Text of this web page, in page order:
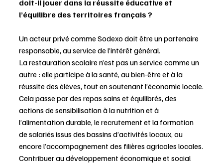
doit-il jouer dans la réussite éducative et
l’équilibre des territoires français ?
Un acteur privé comme Sodexo doit être un partenaire
responsable, au service de l’intérêt général.
La restauration scolaire n’est pas un service comme un
autre : elle participe à la santé, au bien-être et à la
réussite des élèves, tout en soutenant l’économie locale.
Cela passe par des repas sains et équilibrés, des
actions de sensibilisation à la nutrition et à
l’alimentation durable, le recrutement et la formation
de salariés issus des bassins d’activités locaux, ou
encore l’accompagnement des filières agricoles locales.
Contribuer au développement économique et social